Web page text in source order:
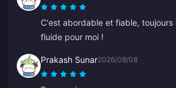
C'est abordable et fiable, toujours
fluide pour moi !
Prakash Sunar2026/08/08